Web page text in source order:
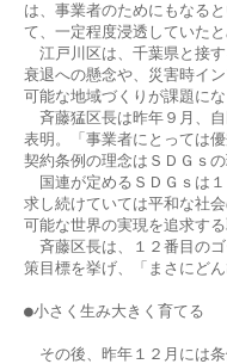
は、事業者のためにもなる
て、一定程度浸透していたと
江戸川区は、千葉県と接
衰退への懸念や、災害時イ
可能な地域づくりが課題にな
斉藤猛区長は昨年９月、
表明。「事業者にとっては
契約条例の理念はＳＤＧｓ
国連が定めるＳＤＧｓは
求し続けていては平和な社
可能な世界の実現を追求す
斉藤区長は、１２番目の
策目標を挙げ、「まさにど
●小さく生み大きく育てる
その後、昨年１２月には